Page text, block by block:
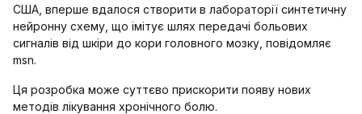
США, вперше вдалося створити в лабораторії синтетичну
нейронну схему, що імітує шлях передачі больових
сигналів від шкіри до кори головного мозку, повідомляє
msn.
Ця розробка може суттєво прискорити появу нових
методів лікування хронічного болю.